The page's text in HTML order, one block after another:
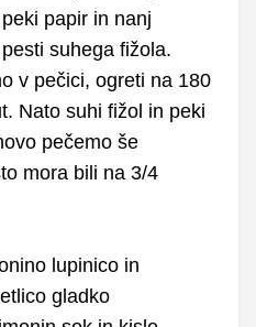
papir in nanj
suhega fižola.
v pečici, ogreti na 180
Nato suhi fižol in peki
pečemo še
mora bili na 3/4
lupinico in
gladko